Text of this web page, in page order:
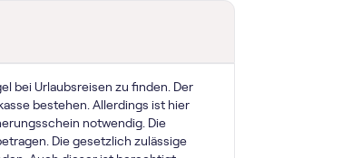
bei Urlaubsreisen zu finden. Der
bestehen. Allerdings ist hier
notwendig. Die
Die gesetzlich zulässige